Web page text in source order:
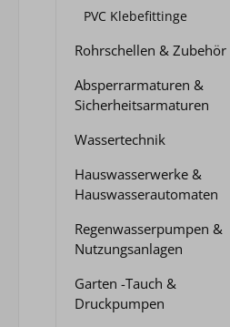
PVC Klebefittinge
Rohrschellen & Zubehör
Absperrarmaturen &
Sicherheitsarmaturen
Wassertechnik
Hauswasserwerke &
Hauswasserautomaten
Regenwasserpumpen &
Nutzungsanlagen
Garten -Tauch &
Druckpumpen